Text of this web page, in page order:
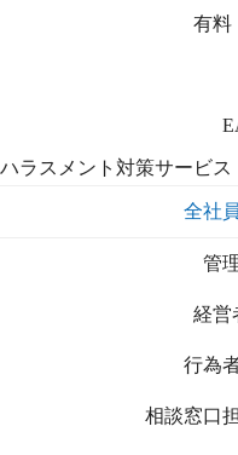
有料
ハラスメント対策サービス
全社
管
経営
行為
相談窓口